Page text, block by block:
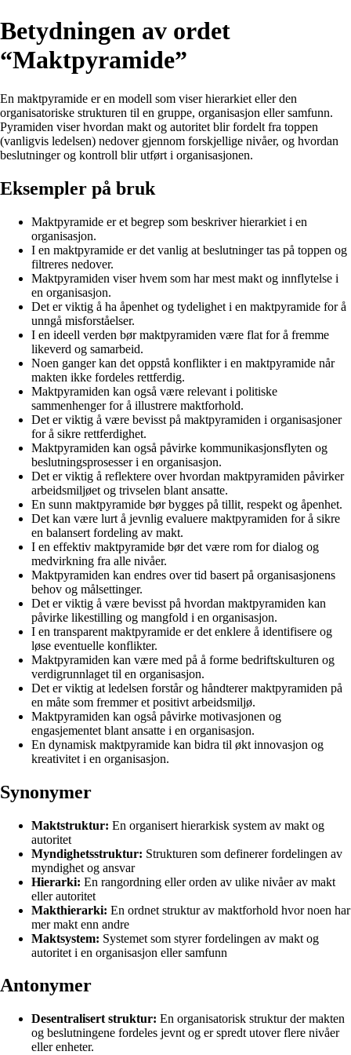
Betydningen av ordet
“Maktpyramide”
En maktpyramide er en modell som viser hierarkiet eller den
organisatoriske strukturen til en gruppe, organisasjon eller samfunn.
Pyramiden viser hvordan makt og autoritet blir fordelt fra toppen
(vanligvis ledelsen) nedover gjennom forskjellige nivåer, og hvordan
beslutninger og kontroll blir utført i organisasjonen.
Eksempler på bruk
Maktpyramide er et begrep som beskriver hierarkiet i en
organisasjon.
I en maktpyramide er det vanlig at beslutninger tas på toppen og
filtreres nedover.
Maktpyramiden viser hvem som har mest makt og innflytelse i
en organisasjon.
Det er viktig å ha åpenhet og tydelighet i en maktpyramide for å
unngå misforståelser.
I en ideell verden bør maktpyramiden være flat for å fremme
likeverd og samarbeid.
Noen ganger kan det oppstå konflikter i en maktpyramide når
makten ikke fordeles rettferdig.
Maktpyramiden kan også være relevant i politiske
sammenhenger for å illustrere maktforhold.
Det er viktig å være bevisst på maktpyramiden i organisasjoner
for å sikre rettferdighet.
Maktpyramiden kan også påvirke kommunikasjonsflyten og
beslutningsprosesser i en organisasjon.
Det er viktig å reflektere over hvordan maktpyramiden påvirker
arbeidsmiljøet og trivselen blant ansatte.
En sunn maktpyramide bør bygges på tillit, respekt og åpenhet.
Det kan være lurt å jevnlig evaluere maktpyramiden for å sikre
en balansert fordeling av makt.
I en effektiv maktpyramide bør det være rom for dialog og
medvirkning fra alle nivåer.
Maktpyramiden kan endres over tid basert på organisasjonens
behov og målsettinger.
Det er viktig å være bevisst på hvordan maktpyramiden kan
påvirke likestilling og mangfold i en organisasjon.
I en transparent maktpyramide er det enklere å identifisere og
løse eventuelle konflikter.
Maktpyramiden kan være med på å forme bedriftskulturen og
verdigrunnlaget til en organisasjon.
Det er viktig at ledelsen forstår og håndterer maktpyramiden på
en måte som fremmer et positivt arbeidsmiljø.
Maktpyramiden kan også påvirke motivasjonen og
engasjementet blant ansatte i en organisasjon.
En dynamisk maktpyramide kan bidra til økt innovasjon og
kreativitet i en organisasjon.
Synonymer
Maktstruktur: En organisert hierarkisk system av makt og
autoritet
Myndighetsstruktur: Strukturen som definerer fordelingen av
myndighet og ansvar
Hierarki: En rangordning eller orden av ulike nivåer av makt
eller autoritet
Makthierarki: En ordnet struktur av maktforhold hvor noen har
mer makt enn andre
Maktsystem: Systemet som styrer fordelingen av makt og
autoritet i en organisasjon eller samfunn
Antonymer
Desentralisert struktur: En organisatorisk struktur der makten
og beslutningene fordeles jevnt og er spredt utover flere nivåer
eller enheter.